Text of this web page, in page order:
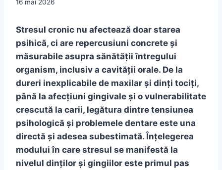
16 mai 2026
Stresul cronic nu afectează doar starea
psihică, ci are repercusiuni concrete și
măsurabile asupra sănătății întregului
organism, inclusiv a cavității orale. De la
dureri inexplicabile de maxilar și dinți tociți,
până la afecțiuni gingivale și o vulnerabilitate
crescută la carii, legătura dintre tensiunea
psihologică și problemele dentare este una
directă și adesea subestimată. Înțelegerea
modului în care stresul se manifestă la
nivelul dinților și gingiilor este primul pas